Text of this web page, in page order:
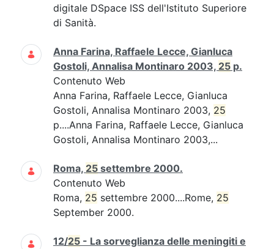
digitale DSpace ISS dell'Istituto Superiore
di Sanità.
Anna Farina, Raffaele Lecce, Gianluca
Gostoli, Annalisa Montinaro 2003, 25 p.
Contenuto Web
Anna Farina, Raffaele Lecce, Gianluca
Gostoli, Annalisa Montinaro 2003, 25
p....Anna Farina, Raffaele Lecce, Gianluca
Gostoli, Annalisa Montinaro 2003,...
Roma, 25 settembre 2000.
Contenuto Web
Roma, 25 settembre 2000....Rome, 25
September 2000.
12/25 - La sorveglianza delle meningiti e